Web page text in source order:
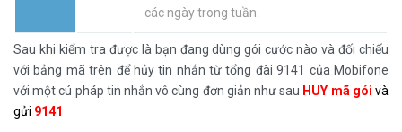
các ngày trong tuần.
Sau khi kiểm tra được là bạn đang dùng gói cước nào và đối chiếu
với bảng mã trên để hủy tin nhắn từ tổng đài 9141 của Mobifone
với một cú pháp tin nhắn vô cùng đơn giản như sau HUY mã gói và
gửi 9141